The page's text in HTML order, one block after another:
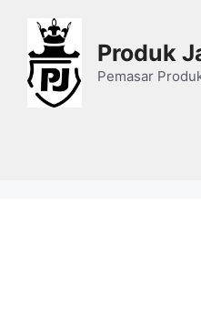
content
Produk
Pemasar